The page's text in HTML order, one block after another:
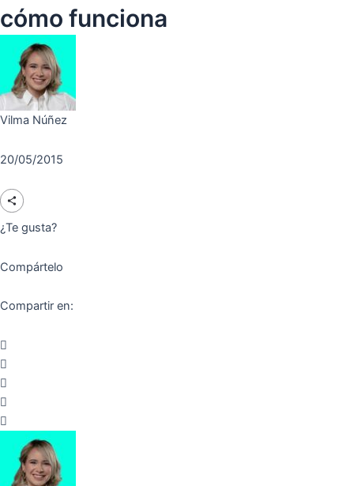
cómo funciona
Vilma Núñez
20/05/2015
¿Te gusta?
Compártelo
Compartir en: